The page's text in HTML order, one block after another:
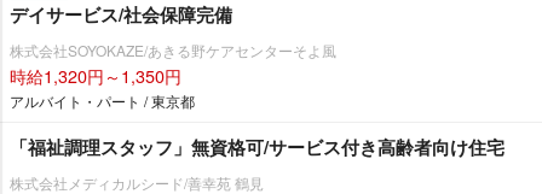
デイサービス/社会保障完備
株式会社SOYOKAZE/あきる野ケアセンターそよ風
時給1,320円～1,350円
アルバイト・パート / 東京都
「福祉調理スタッフ」無資格可/サービス付き高齢者向け住宅
株式会社メディカルシード/善幸苑 鶴見